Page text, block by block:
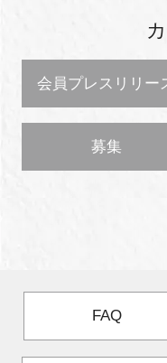
会員プレスリリー
募集
FAQ